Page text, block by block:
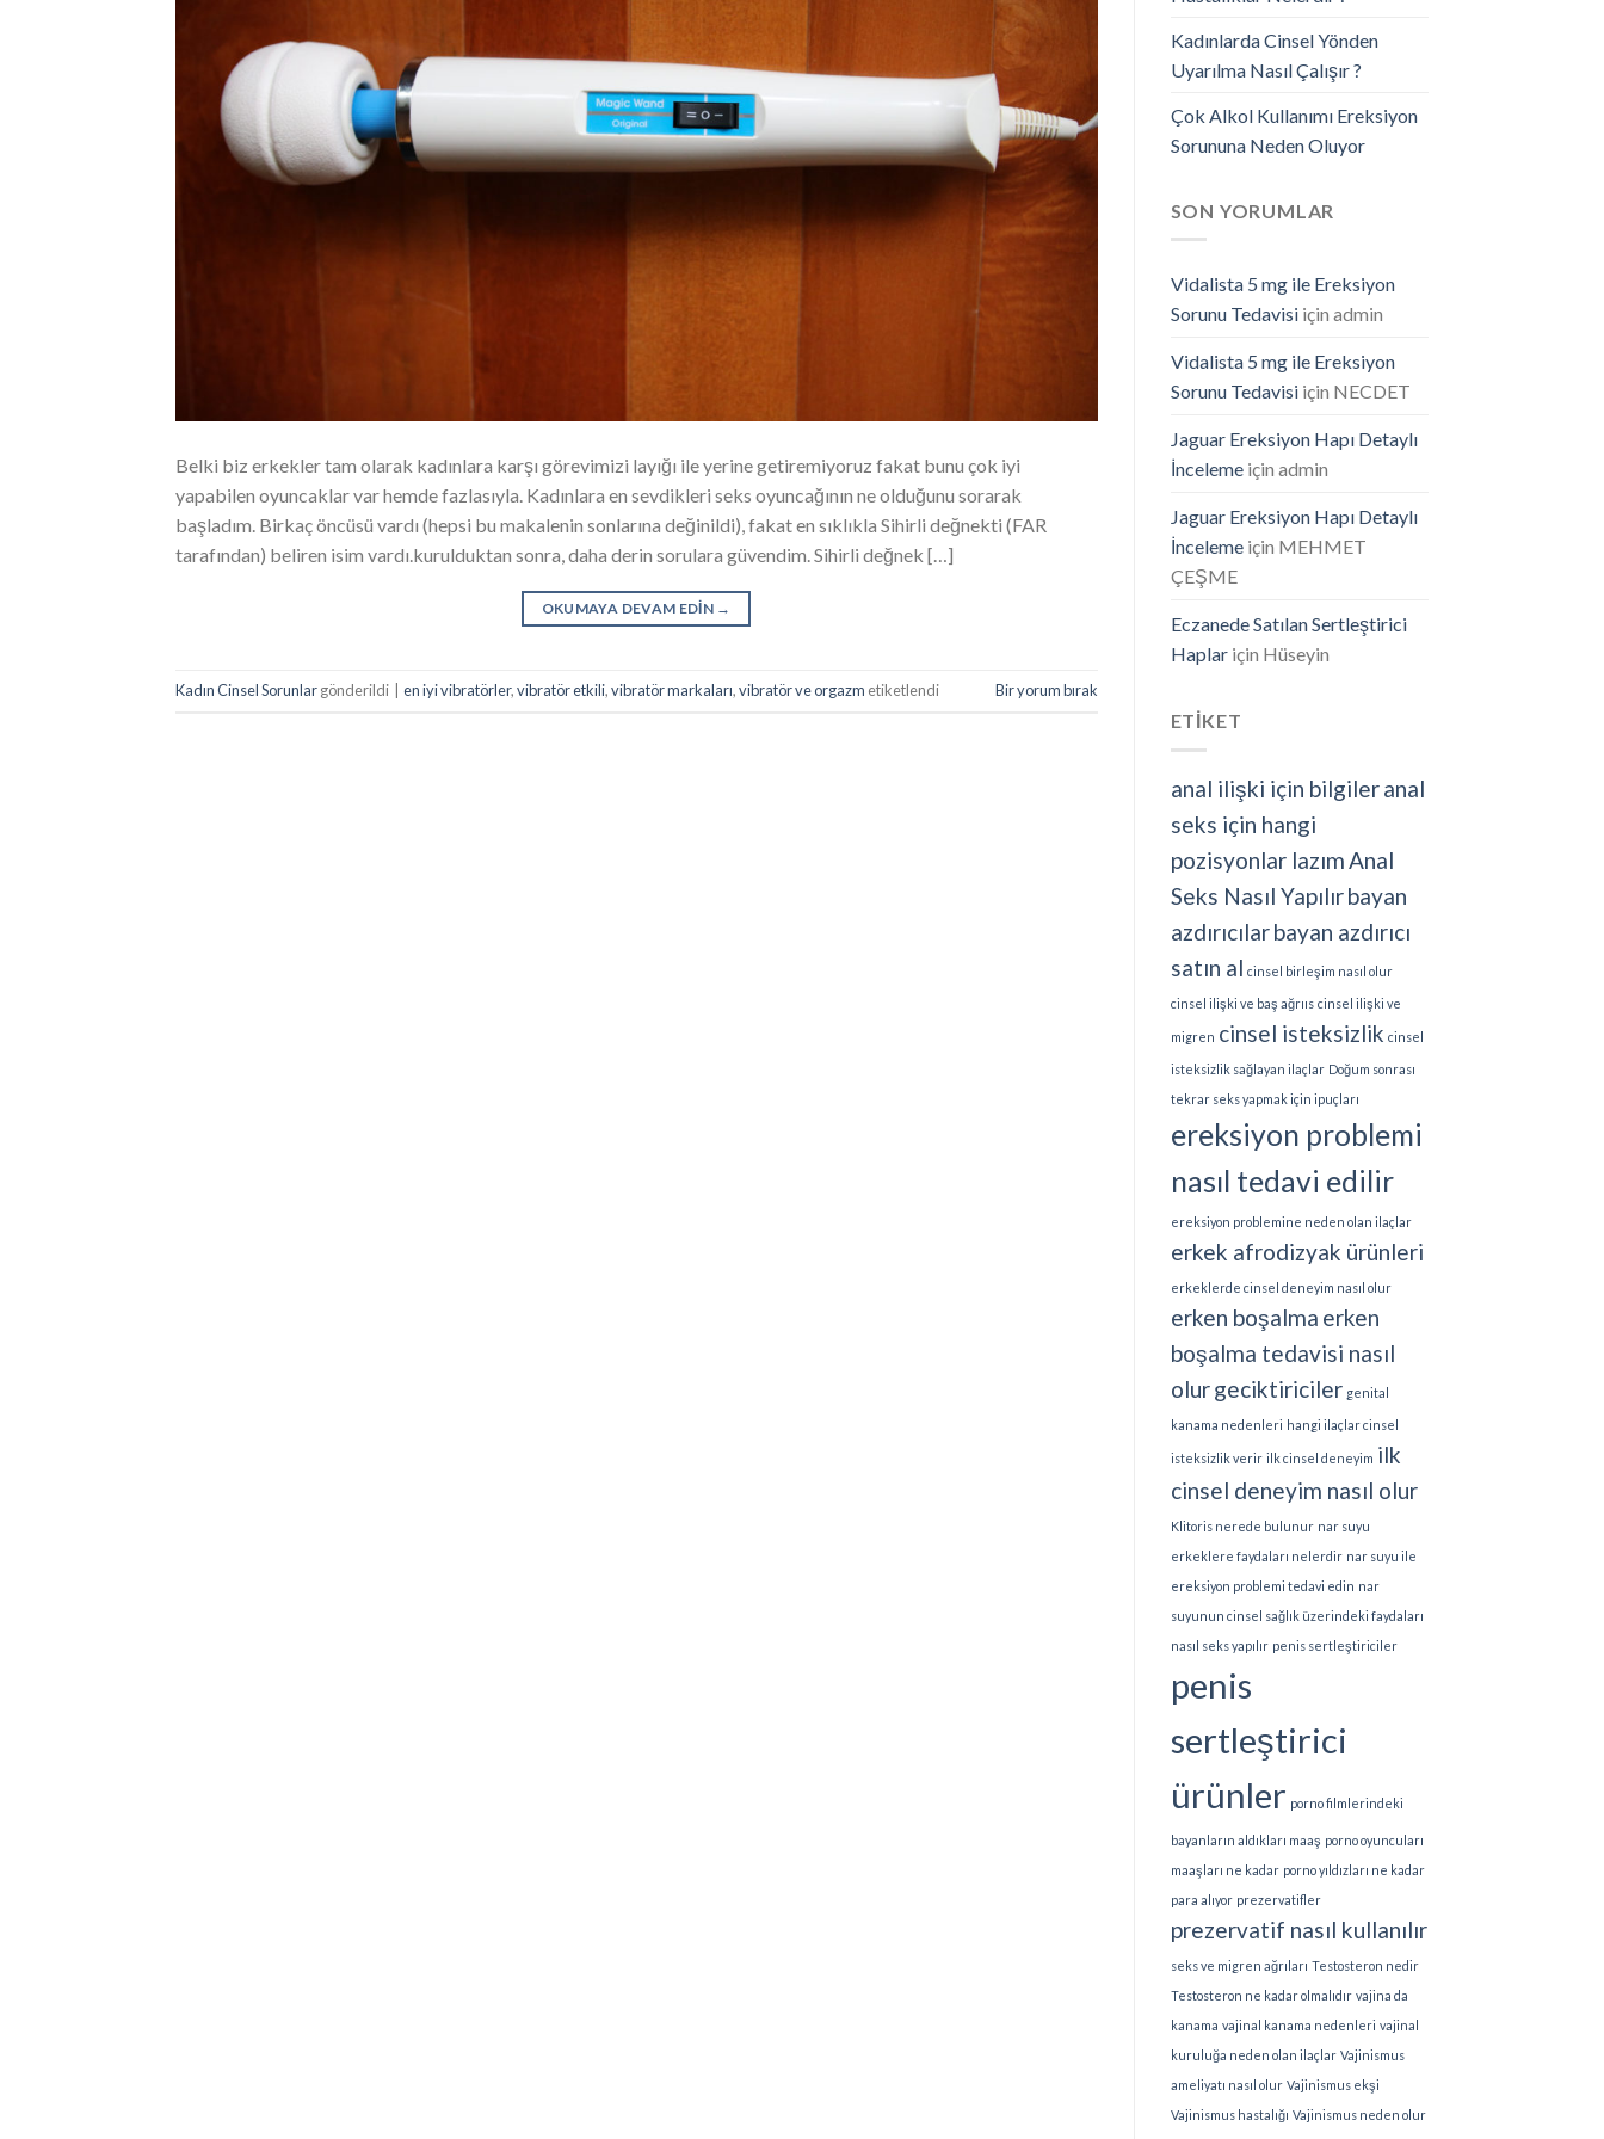
Belki biz erkekler tam olarak kadınlara karşı görevimizi layığı ile yerine getiremiyoruz fakat bunu çok iyi
yapabilen oyuncaklar var hemde fazlasıyla. Kadınlara en sevdikleri seks oyuncağının ne olduğunu sorarak
başladım. Birkaç öncüsü vardı (hepsi bu makalenin sonlarına değinildi), fakat en sıklıkla Sihirli değnekti (FAR
tarafından) beliren isim vardı.kurulduktan sonra, daha derin sorulara güvendim. Sihirli değnek […]
OKUMAYA DEVAM EDIN →
Kadın Cinsel Sorunlargönderildi en iyi vibratörler,vibratör etkili,vibratör markaları,vibratör ve orgazm etiketlendi Bir yorum bırak
Kadınlarda Cinsel Yönden
Uyarılma Nasıl Çalışır ?
Çok Alkol Kullanımı Ereksiyon
Sorununa Neden Oluyor
SON YORUMLAR
Vidalista 5 mg ile Ereksiyon
Sorunu Tedavisiiçin admin
Vidalista 5 mg ile Ereksiyon
Sorunu Tedavisiiçin NECDET
Jaguar Ereksiyon Hapı Detaylı
İncelemeiçin admin
Jaguar Ereksiyon Hapı Detaylı
İncelemeiçin MEHMET
ÇEŞME
Eczanede Satılan Sertleştirici
Haplariçin Hüseyin
ETİKET
anal ilişki için bilgileranal
seks için hangi
pozisyonlar lazımAnal
Seks Nasıl Yapılırbayan
azdırıcılarbayan azdırıcı
satın al cinsel birleşim nasıl olur
cinsel ilişki ve baş ağrııs cinsel ilişki ve
migren cinsel isteksizlik cinsel
isteksizlik sağlayan ilaçlar Doğum sonrası
tekrar seks yapmak için ipuçları
ereksiyon problemi
nasıl tedavi edilir
ereksiyon problemine neden olan ilaçlar
erkek afrodizyak ürünleri
erkeklerde cinsel deneyim nasıl olur
erken boşalma erken
boşalma tedavisi nasıl
olurgeciktiriciler genital
kanama nedenleri hangi ilaçlar cinsel
isteksizlik verir ilk cinsel deneyim ilk
cinsel deneyim nasıl olur
Klitoris nerede bulunur nar suyu
erkeklere faydaları nelerdir nar suyu ile
ereksiyon problemi tedavi edin nar
suyunun cinsel sağlık üzerindeki faydaları
nasıl seks yapılır penis sertleştiriciler
penis
sertleştirici
ürünler porno filmlerindeki
bayanların aldıkları maaş porno oyuncuları
maaşları ne kadar porno yıldızları ne kadar
para alıyor prezervatifler
prezervatif nasıl kullanılır
seks ve migren ağrıları Testosteron nedir
Testosteron ne kadar olmalıdır vajina da
kanama vajinal kanama nedenleri vajinal
kuruluğa neden olan ilaçlar Vajinismus
ameliyatı nasıl olur Vajinismus ekşi
Vajinismus hastalığı Vajinismus neden olur